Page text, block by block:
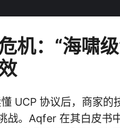
机：“海啸
UCP 协议后，商家的
战。Aqfer 在其白皮书